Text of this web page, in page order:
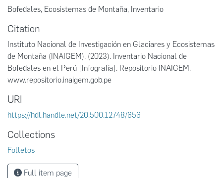
Bofedales, Ecosistemas de Montaña, Inventario
Citation
Instituto Nacional de Investigación en Glaciares y Ecosistemas
de Montaña (INAIGEM). (2023). Inventario Nacional de
Bofedales en el Perú [Infografía]. Repositorio INAIGEM.
www.repositorio.inaigem.gob.pe
URI
https://hdl.handle.net/20.500.12748/656
Collections
Folletos
Full item page